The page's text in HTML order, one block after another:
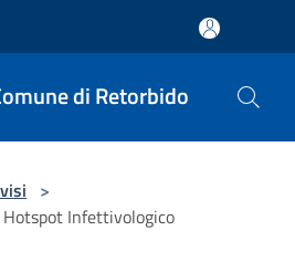
di Retorbido
>
Hotspot Infettivologico